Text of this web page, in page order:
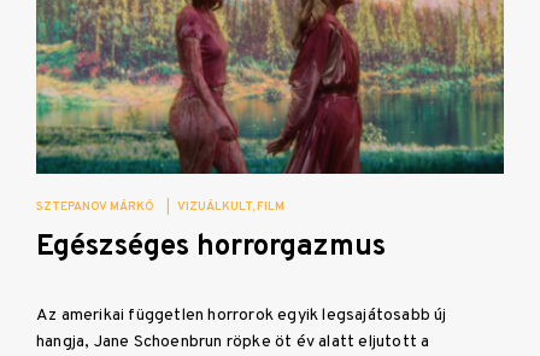
SZTEPANOV MÁRKÓ VIZUÁLKULT FILM
Egészséges horrorgazmus
Az amerikai független horrorok egyik legsajátosabb új
hangja, Jane Schoenbrun röpke öt év alatt eljutott a